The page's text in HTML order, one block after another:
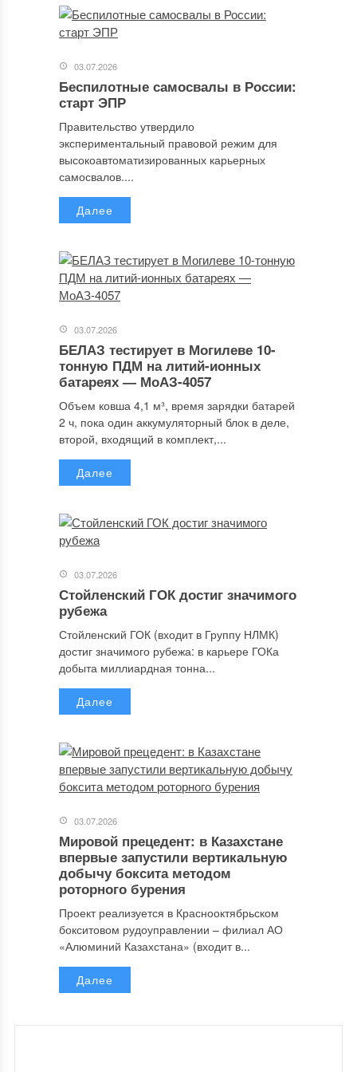
03.07.2026
Беспилотные самосвалы в России:
старт ЭПР
Правительство утвердило
экспериментальный правовой режим для
высокоавтоматизированных карьерных
самосвалов....
Далее
03.07.2026
БЕЛАЗ тестирует в Могилеве 10-
тонную ПДМ на литий-ионных
батареях — МоАЗ-4057
Объем ковша 4,1 м³, время зарядки батарей
2 ч, пока один аккумуляторный блок в деле,
второй, входящий в комплект,...
Далее
03.07.2026
Стойленский ГОК достиг значимого
рубежа
Стойленский ГОК (входит в Группу НЛМК)
достиг значимого рубежа: в карьере ГОКа
добыта миллиардная тонна...
Далее
03.07.2026
Мировой прецедент: в Казахстане
впервые запустили вертикальную
добычу боксита методом
роторного бурения
Проект реализуется в Краснооктябрьском
бокситовом рудоуправлении – филиал АО
«Алюминий Казахстана» (входит в...
Далее